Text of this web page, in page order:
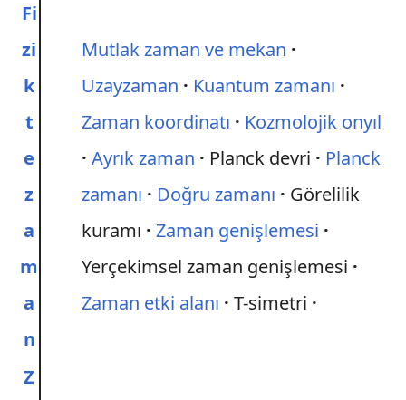
Fi
zi
k
t
e
z
a
m
a
n
Mutlak zaman ve mekan
Uzayzaman
Kuantum zamanı
Zaman koordinatı
Kozmolojik onyıl
Ayrık zaman
Planck devri
Planck
zamanı
Doğru zamanı
Görelilik
kuramı
Zaman genişlemesi
Yerçekimsel zaman genişlemesi
Zaman etki alanı
T-simetri
Z